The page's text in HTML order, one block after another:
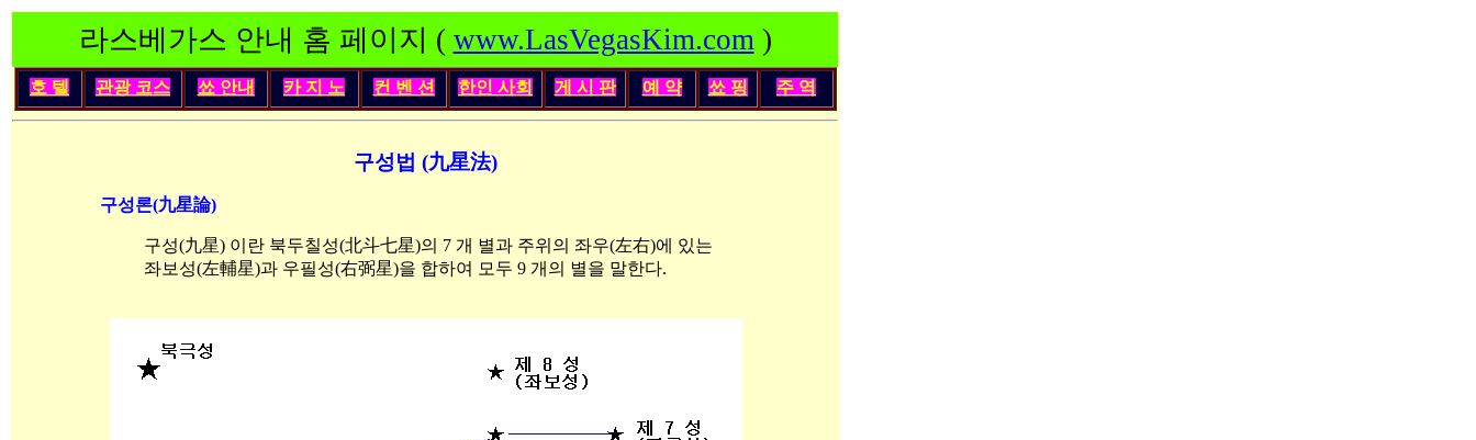
라스베가스 안내 홈 페이지 ( www.LasVegasKim.com)
호 텔 관광 코스 쑈 안내 카 지 노 컨 벤 션 한인 사회 게 시 판 예 약 쑈 핑 주 역
구성법 (九星法)
구성론(九星論)
구성(九星) 이란 북두칠성(北斗七星)의 7 개 별과 주위의 좌우(左右)에 있는
좌보성(左輔星)과 우필성(右弼星)을 합하여 모두 9 개의 별을 말한다.